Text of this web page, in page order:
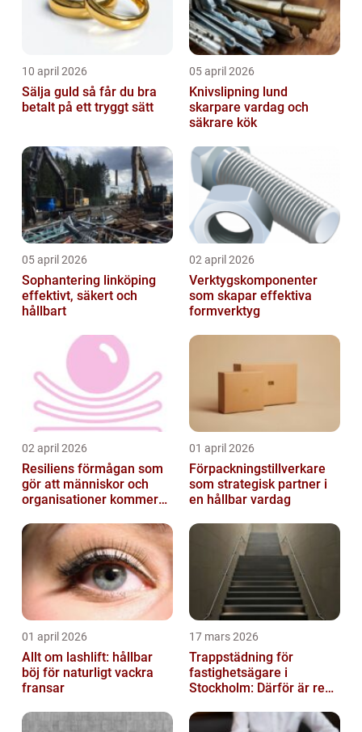
10 april 2026
Sälja guld så får du bra
betalt på ett tryggt sätt
05 april 2026
Knivslipning lund
skarpare vardag och
säkrare kök
05 april 2026
Sophantering linköping
effektivt, säkert och
hållbart
02 april 2026
Verktygskomponenter
som skapar effektiva
formverktyg
02 april 2026
Resiliens förmågan som
gör att människor och
organisationer kommer
01 april 2026
Förpackningstillverkare
som strategisk partner i
en hållbar vardag
01 april 2026
Allt om lashlift: hållbar
böj för naturligt vackra
fransar
17 mars 2026
Trappstädning för
fastighetsägare i
Stockholm: Därför är rena
investering